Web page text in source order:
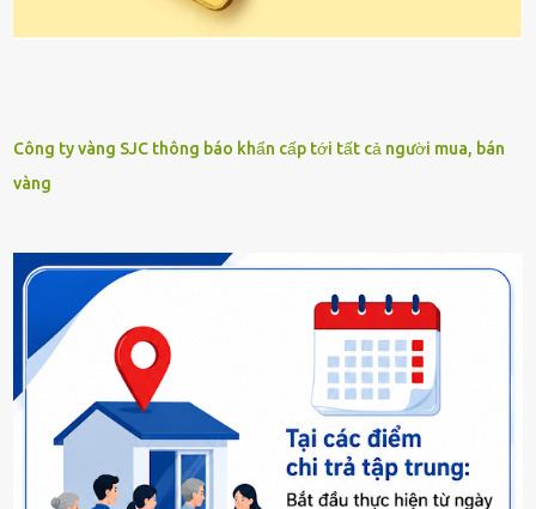
Công ty vàng SJC thông báo khẩn cấp tới tất cả người mua, bán
vàng